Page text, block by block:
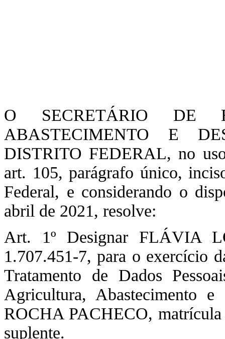
O SECRETÁRIO DE
ABASTECIMENTO E
DISTRITO FEDERAL, no
art. 105, parágrafo único,
Federal, e considerando o
abril de 2021, resolve:
Art. 1º Designar FLÁVIA
1.707.451-7, para o exercício
Tratamento de Dados
Agricultura, Abastecimento
ROCHA PACHECO, matrícula
suplente.